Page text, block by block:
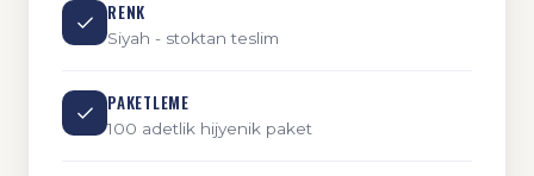
RENK
Siyah - stoktan teslim
PAKETLEME
100 adetlik hijyenik paket